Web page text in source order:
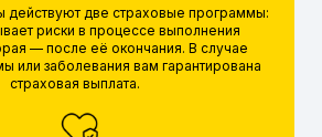
действуют две страховые программы:
риски в процессе выполнения
— после её окончания. В случае
или заболевания вам гарантирована
страховая выплата.